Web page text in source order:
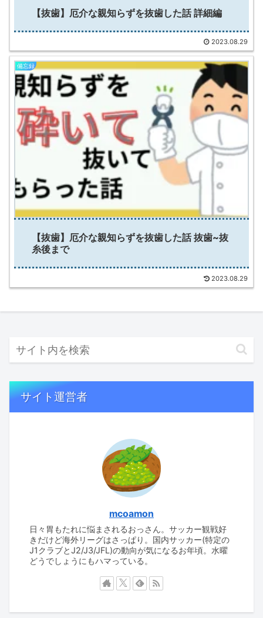
【抜歯】厄介な親知らずを抜歯した話 詳細編
2023.08.29
備忘録
【抜歯】厄介な親知らずを抜歯した話 抜歯~抜
糸後まで
2023.08.29
サイト運営者
mcoamon
日々胃もたれに悩まされるおっさん。サッカー観戦好
きだけど海外リーグはさっぱり。国内サッカー(特定の
J1クラブとJ2/J3/JFL)の動向が気になるお年頃。水曜
どうでしょうにもハマっている。